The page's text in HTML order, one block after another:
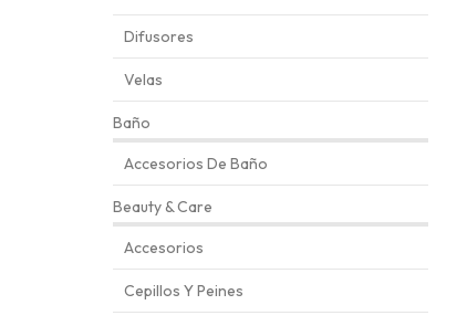
Difusores
Velas
Baño
Accesorios De Baño
Beauty & Care
Accesorios
Cepillos Y Peines